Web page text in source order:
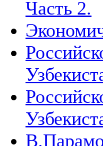
Часть 2.